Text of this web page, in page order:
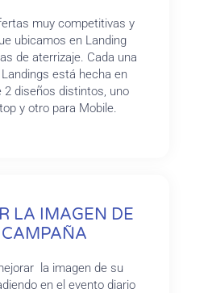
muy competitivas y
ubicamos en Landing
de aterrizaje. Cada una
está hecha en
2 diseños distintos, uno
y otro para Mobile.
LA IMAGEN DE
CAMPAÑA
la imagen de su
en el evento diario